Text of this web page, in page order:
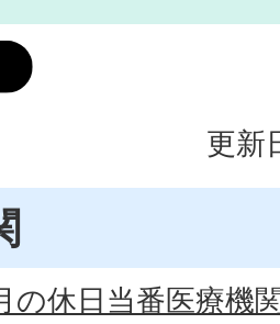
更新
の休日当番医療機